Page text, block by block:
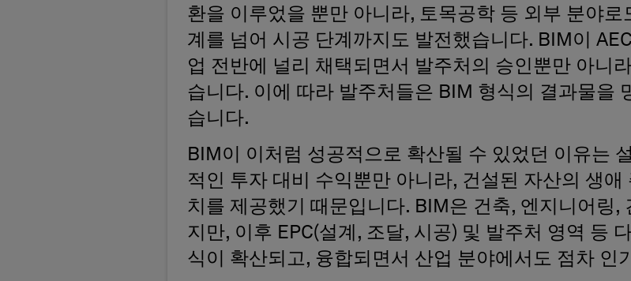
환을 이루었을 뿐만 아니라, 토목공학 등 외부 분야
계를 넘어 시공 단계까지도 발전했습니다. BIM이
업 전반에 널리 채택되면서 발주처의 승인뿐만 아니
습니다. 이에 따라 발주처들은 BIM 형식의 결과물을
습니다.
BIM이 이처럼 성공적으로 확산될 수 있었던 이유는
적인 투자 대비 수익뿐만 아니라, 건설된 자산의 생
치를 제공했기 때문입니다. BIM은 건축, 엔지니어링,
지만, 이후 EPC(설계, 조달, 시공) 및 발주처 영역 등
식이 확산되고, 융합되면서 산업 분야에서도 점차 인